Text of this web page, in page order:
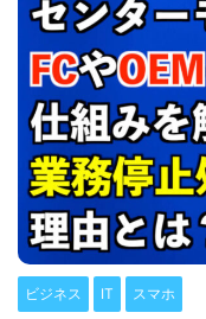
ビジネス IT スマホ